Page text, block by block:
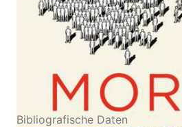
Verlag: Econ
Bibliografische Daten